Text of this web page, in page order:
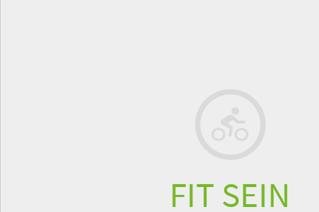
FIT SEIN